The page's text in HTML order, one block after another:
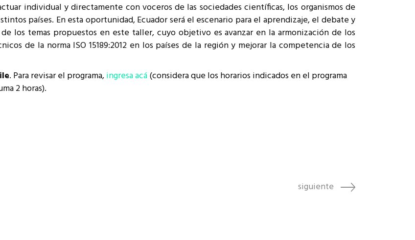
individual y directamente con voceros de las sociedades científicas, los organismos de
países. En esta oportunidad, Ecuador será el escenario para el aprendizaje, el debate y
los temas propuestos en este taller, cuyo objetivo es avanzar en la armonización de los
de la norma ISO 15189:2012 en los países de la región y mejorar la competencia de los
. Para revisar el programa,ingresa acá(considera que los horarios indicados en el programa
2 horas).
siguiente